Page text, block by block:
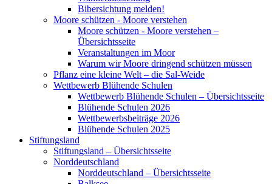
Bibersichtung melden!
Moore schützen - Moore verstehen
Moore schützen - Moore verstehen –
Übersichtsseite
Veranstaltungen im Moor
Warum wir Moore dringend schützen müssen
Pflanz eine kleine Welt – die Sal-Weide
Wettbewerb Blühende Schulen
Wettbewerb Blühende Schulen – Übersichtsseite
Blühende Schulen 2026
Wettbewerbsbeiträge 2026
Blühende Schulen 2025
Stiftungsland
Stiftungsland – Übersichtsseite
Norddeutschland
Norddeutschland – Übersichtsseite